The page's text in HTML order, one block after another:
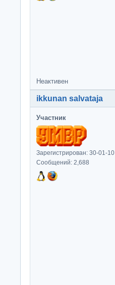
Неактивен
ikkunan salvataja
Участник
Зарегистрирован: 30-01-10
Сообщений: 2,688